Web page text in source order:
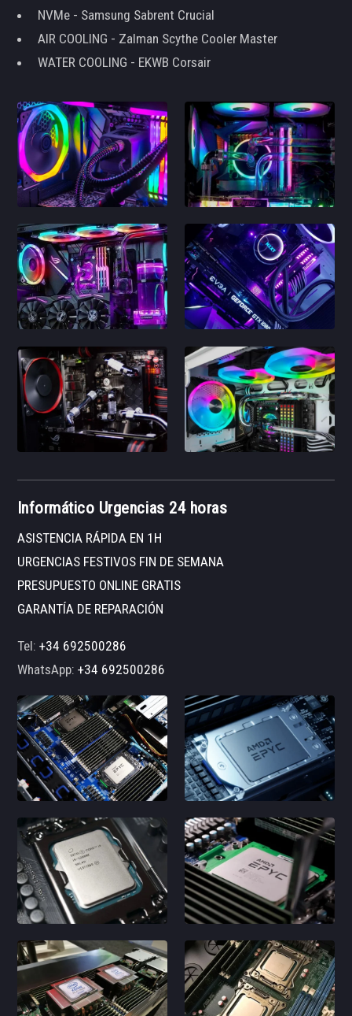
NVMe - Samsung Sabrent Crucial
AIR COOLING - Zalman Scythe Cooler Master
WATER COOLING - EKWB Corsair
Informático Urgencias 24 horas
ASISTENCIA RÁPIDA EN 1H
URGENCIAS FESTIVOS FIN DE SEMANA
PRESUPUESTO ONLINE GRATIS
GARANTÍA DE REPARACIÓN
Tel:+34 692500286
WhatsApp:+34 692500286